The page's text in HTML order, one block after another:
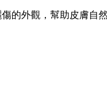
的外觀，幫助皮膚自